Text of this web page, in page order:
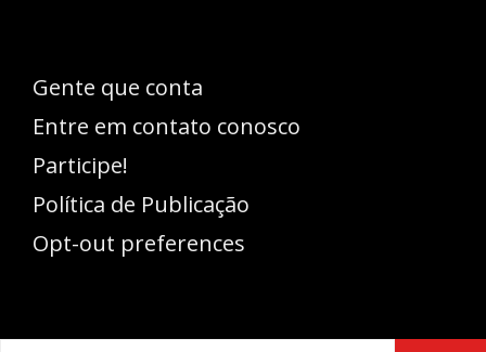
Gente que conta
Entre em contato conosco
Participe!
Política de Publicação
Opt-out preferences